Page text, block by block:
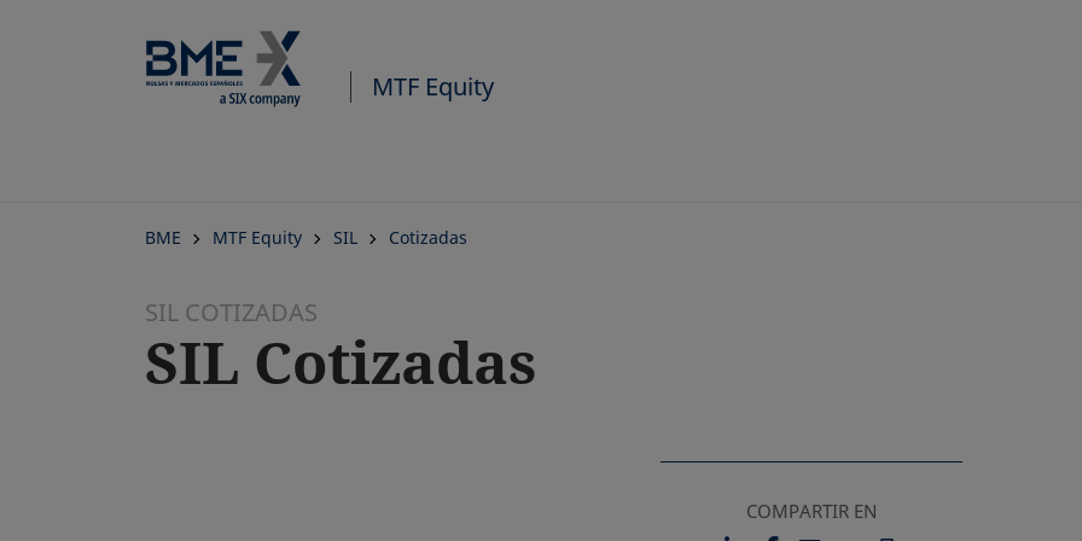
MTF Equity
BME MTF Equity SIL Cotizadas
SIL COTIZADAS
SIL Cotizadas
COMPARTIR EN